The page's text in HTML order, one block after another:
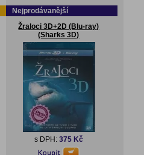
Nejprodávanější
Žraloci 3D+2D (Blu-ray)
(Sharks 3D)
s DPH: 375 Kč